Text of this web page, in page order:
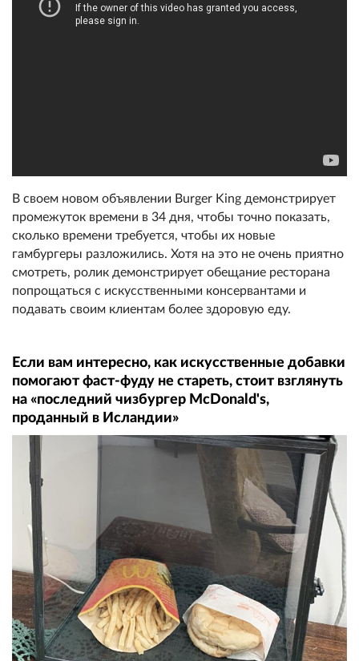
В своем новом объявлении Burger King демонстрирует
промежуток времени в 34 дня, чтобы точно показать,
сколько времени требуется, чтобы их новые
гамбургеры разложились. Хотя на это не очень приятно
смотреть, ролик демонстрирует обещание ресторана
попрощаться с искусственными консервантами и
подавать своим клиентам более здоровую еду.
Если вам интересно, как искусственные добавки
помогают фаст-фуду не стареть, стоит взглянуть
на «последний чизбургер McDonald's,
проданный в Исландии»